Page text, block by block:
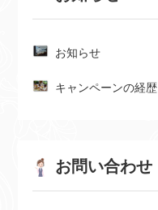
お知らせ
キャンペーンの経歴
お問い合わせ